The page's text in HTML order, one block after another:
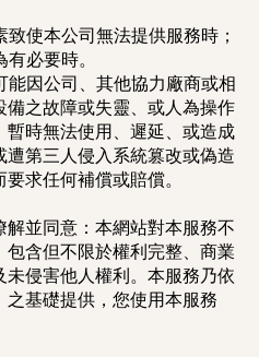
使本公司無法提供服務時；
必要時。
因公司、其他協力廠商或相
之故障或失靈、或人為操作
時無法使用、遲延、或造成
第三人侵入系統篡改或偽造
求任何補償或賠償。
並同意：本網站對本服務不
含但不限於權利完整、商業
侵害他人權利。本服務乃依
基礎提供，您使用本服務